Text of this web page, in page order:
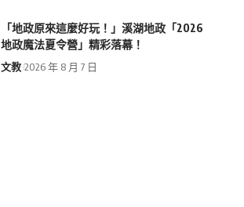
「地政原來這麼好玩！」溪湖地政「2026
地政魔法夏令營」精彩落幕！
文教 2026 年 8 月 7 日